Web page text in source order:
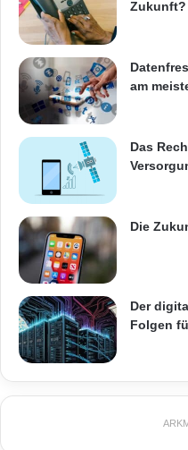
Zukunft?
am
Das
Die
Der
Folgen